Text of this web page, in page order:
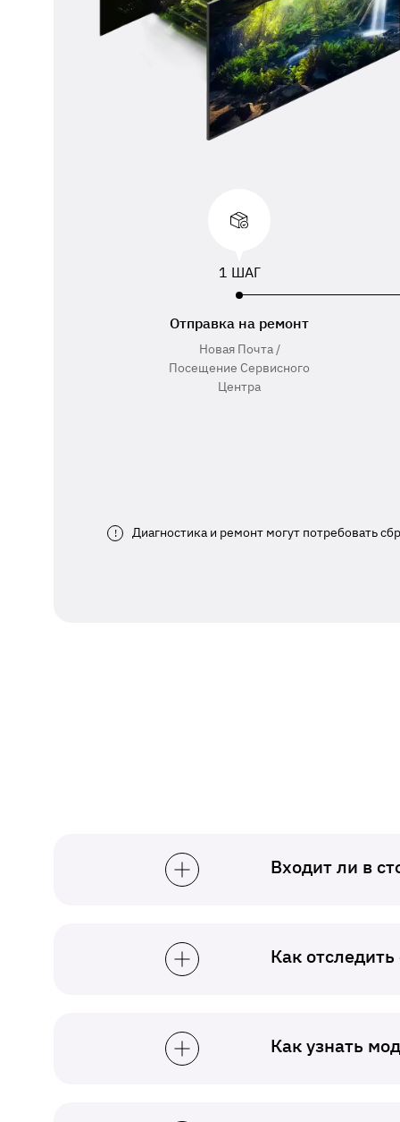
1 ШАГ
Отправка на ремонт
Новая Почта /
Посещение Сервисного
Центра
! Диагностика и ремонт могут потребовать
Входит ли в
Как
Как узнать